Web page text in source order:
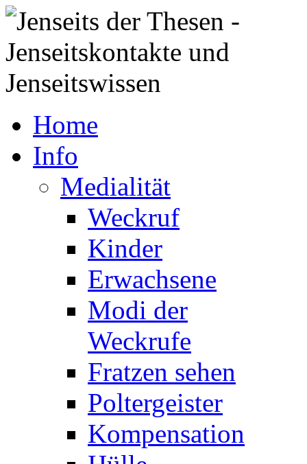
Home
Info
Medialität
Weckruf
Kinder
Erwachsene
Modi der
Weckrufe
Fratzen sehen
Poltergeister
Kompensation